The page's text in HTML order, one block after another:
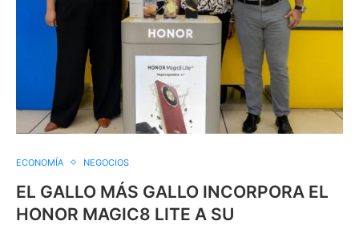
ECONOMÍA NEGOCIOS
EL GALLO MÁS GALLO INCORPORA EL
HONOR MAGIC8 LITE A SU